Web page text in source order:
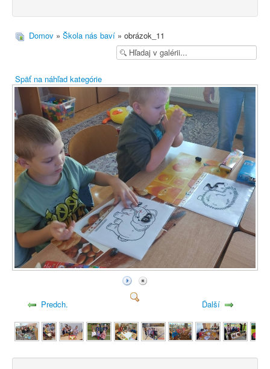
Domov » Škola nás baví » obrázok_11
Späť na náhľad kategórie
Predch. Ďalší